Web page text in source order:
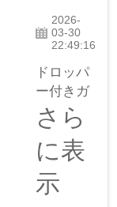
す。不適
切なもの
を選択す
ると、さ
まざまな
問題が生
じる可能
性があり
ます。例
えば、ポ
2026-
03-30
22:49:16
ドロッパ
ー付きガ
ラス製オ
イルボト
ルを自作
する際に
は、使用
さら
に表
示